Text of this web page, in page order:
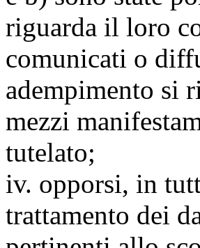
riguarda il loro
comunicati o
adempimento si
mezzi
tutelato;
iv. opporsi, in
trattamento dei